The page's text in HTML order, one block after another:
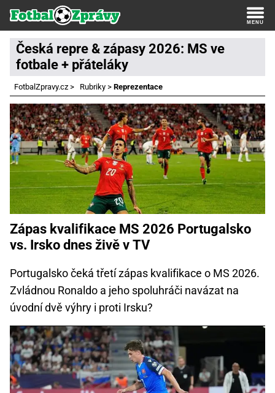
Česká repre & zápasy 2026: MS ve
fotbale + přáteláky
FotbalZpravy.cz > Rubriky > Reprezentace
Zápas kvalifikace MS 2026 Portugalsko
vs. Irsko dnes živě v TV
Portugalsko čeká třetí zápas kvalifikace o MS 2026.
Zvládnou Ronaldo a jeho spoluhráči navázat na
úvodní dvě výhry i proti Irsku?